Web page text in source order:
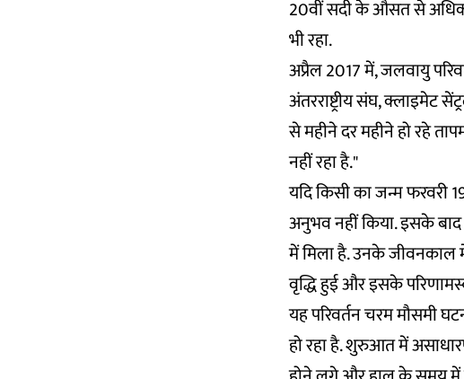
20वीं सदी के औसत से अधिक
भी रहा.
अप्रैल 2017 में, जलवायु
अंतरराष्ट्रीय संघ, क्लाइमेट
से महीने दर महीने हो रहे
नहीं रहा है."
यदि किसी का जन्म फरवरी
अनुभव नहीं किया. इसके
में मिला है. उनके जीवनकाल
वृद्धि हुई और इसके
यह परिवर्तन चरम मौसमी
हो रहा है. शुरुआत में